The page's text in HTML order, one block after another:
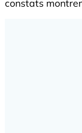
constats